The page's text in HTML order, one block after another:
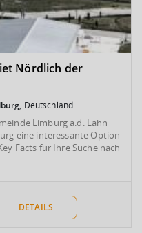
Nördlich der
, Deutschland
Limburg a.d. Lahn
eine interessante Option
Facts für Ihre Suche nach
DETAILS